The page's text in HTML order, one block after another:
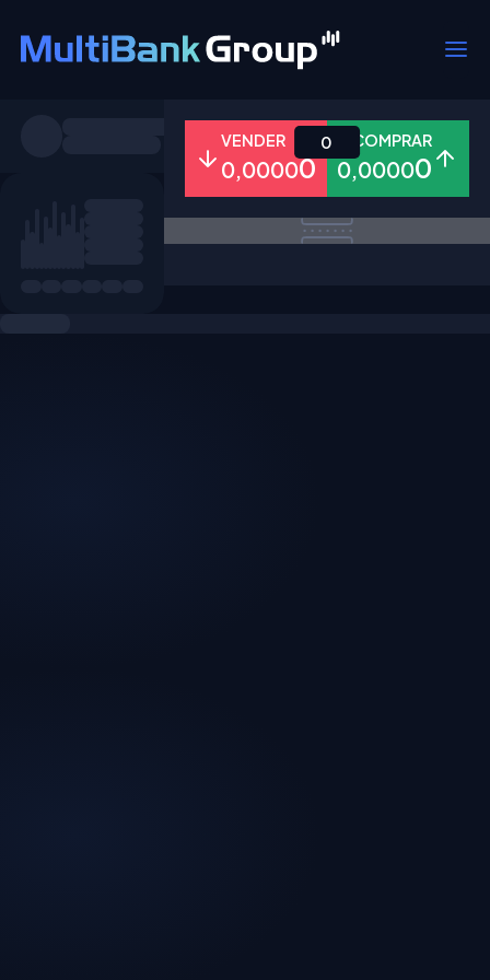
Todos Forex Metais Ações
VENDER
0,00000
COMPRAR
0,00000
0